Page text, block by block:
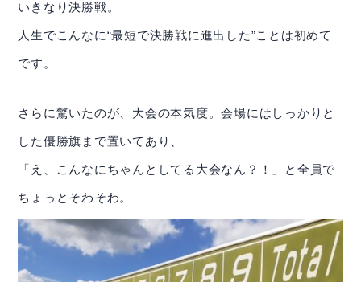
投資家の方へ
基本情報
株主・株式関連
財務ハイライト
いきなり決勝戦。
人生でこんなに“最短で決勝戦に進出した”ことは初めて
です。
さらに驚いたのが、大会の本気度。会場にはしっかりと
した優勝旗まで置いてあり、
「え、こんなにちゃんとしてる大会なん？！」と全員で
ちょっとそわそわ。